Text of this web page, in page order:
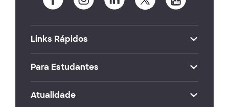
Links Rápidos
Para Estudantes
Atualidade